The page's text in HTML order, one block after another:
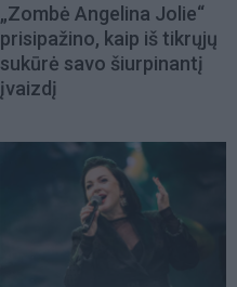
„Zombė Angelina Jolie“
prisipažino, kaip iš tikrųjų
sukūrė savo šiurpinantį
įvaizdį